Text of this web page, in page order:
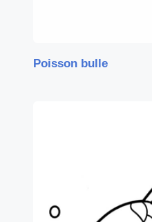
Poisson bulle